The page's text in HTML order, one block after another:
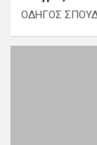
ΟΔΗΓΟΣ